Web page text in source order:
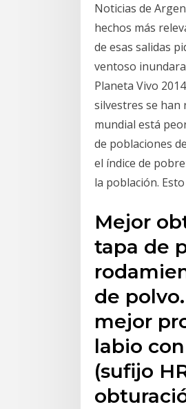
Noticias de
hechos más
de esas salidas
ventoso
Planeta Vivo
silvestres se han
mundial está
de poblaciones
el índice de
la población.
Mejor
tapa de
de
mejor
labio
(sufijo